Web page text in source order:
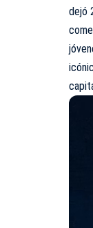
dejó